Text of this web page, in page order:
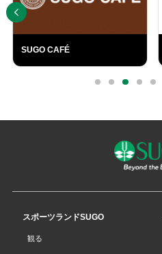
SUGO CAFÉ
0 1 2 3 4
スポーツランドSUGO
観る